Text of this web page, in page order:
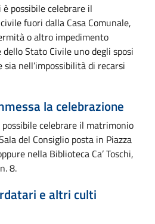
possibile celebrare il
fuori dalla Casa Comunale,
o altro impedimento
Stato Civile uno degli sposi
nell’impossibilità di recarsi
la celebrazione
possibile celebrare il matrimonio
del Consiglio posta in Piazza
nella Biblioteca Ca’ Toschi,
8.
e altri culti